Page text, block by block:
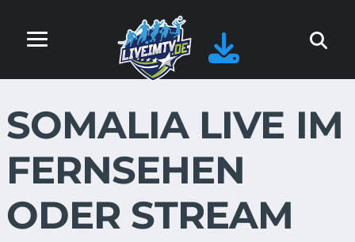
SOMALIA LIVE IM
FERNSEHEN
ODER STREAM